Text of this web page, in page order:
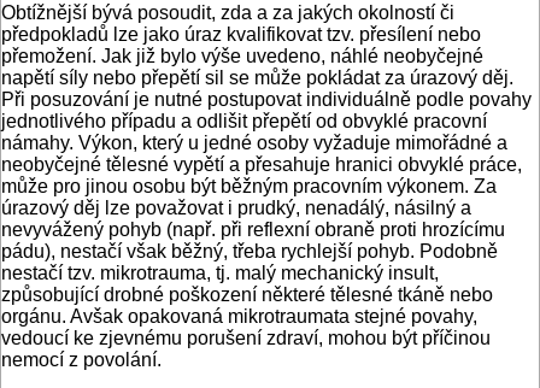
Obtížnější bývá posoudit, zda a za jakých okolností či
předpokladů lze jako úraz kvalifikovat tzv. přesílení nebo
přemožení. Jak již bylo výše uvedeno, náhlé neobyčejné
napětí síly nebo přepětí sil se může pokládat za úrazový děj.
Při posuzování je nutné postupovat individuálně podle povahy
jednotlivého případu a odlišit přepětí od obvyklé pracovní
námahy. Výkon, který u jedné osoby vyžaduje mimořádné a
neobyčejné tělesné vypětí a přesahuje hranici obvyklé práce,
může pro jinou osobu být běžným pracovním výkonem. Za
úrazový děj lze považovat i prudký, nenadálý, násilný a
nevyvážený pohyb (např. při reflexní obraně proti hrozícímu
pádu), nestačí však běžný, třeba rychlejší pohyb. Podobně
nestačí tzv. mikrotrauma, tj. malý mechanický insult,
způsobující drobné poškození některé tělesné tkáně nebo
orgánu. Avšak opakovaná mikrotraumata stejné povahy,
vedoucí ke zjevnému porušení zdraví, mohou být příčinou
nemocí z povolání.